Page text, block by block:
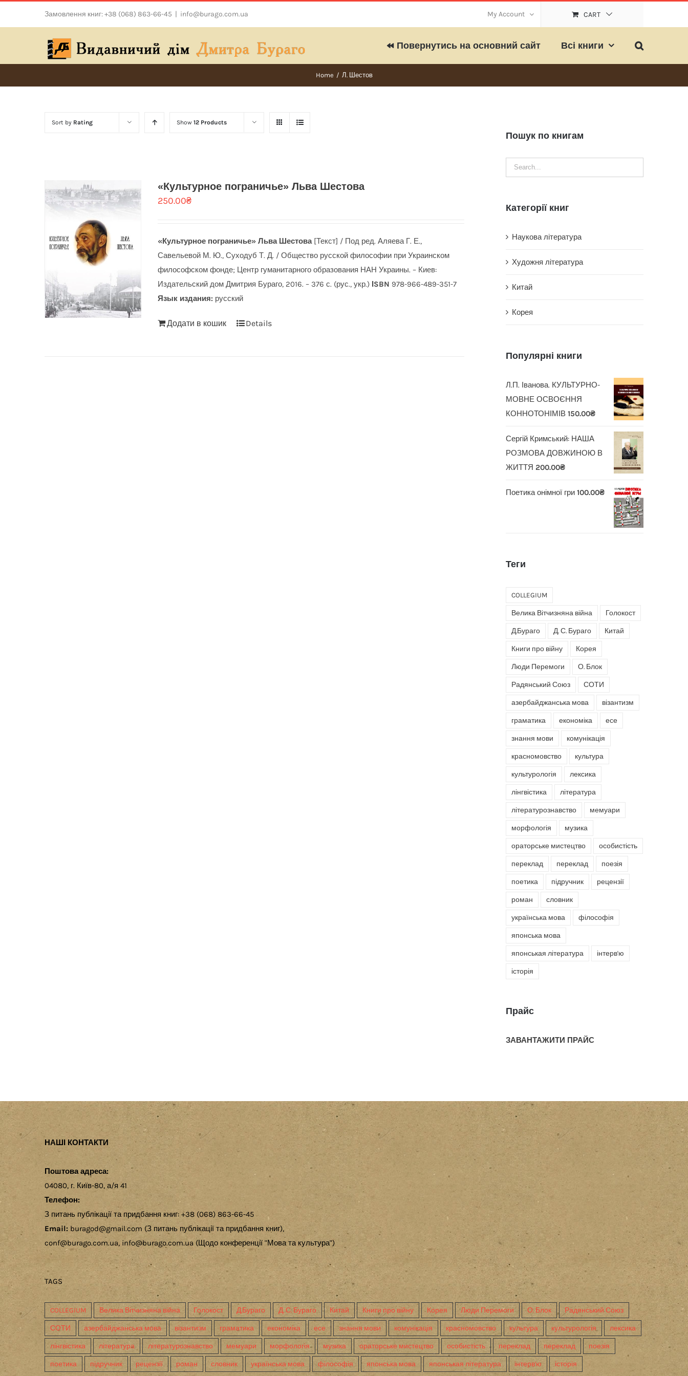
Замовлення книг: +38 (068) 863-66-45 | info@burago.com.ua My Account CART
Повернутись на основний сайт Всі книги
Home / Л. Шестов
Sort by Rating Show 12 Products
«Культурное пограничье» Льва Шестова
250.00₴
«Культурное пограничье» Льва Шестова[Текст] / Под ред. Аляева Г. Е.,
Савельевой М. Ю., Суходуб Т. Д. / Общество русской философии при Украинском
философском фонде; Центр гуманитарного образования НАН Украины. – Киев:
Издательский дом Дмитрия Бураго, 2016. – 376 с. (рус., укр.) ІSBN 978-966-489-351-7
Язык издания: русский
Додати в кошик Details
Пошук по книгам
Категорії книг
Наукова література
Художня література
Китай
Корея
Популярні книги
Л.П. Іванова. КУЛЬТУРНО-
МОВНЕ ОСВОЄННЯ
КОННОТОНІМІВ 150.00₴
Сергій Кримський: НАША
РОЗМОВА ДОВЖИНОЮ В
ЖИТТЯ 200.00₴
Поетика онімної гри 100.00₴
Теги
COLLEGIUM
Велика Вітчизняна війна Голокост
Д.Бураго Д. С. Бураго Китай
Книги про війну Корея
Люди Перемоги О. Блок
Радянський Союз СОТИ
азербайджанська мова візантизм
граматика економіка есе
знання мови комунікація
красномовство культура
культурологія лексика
лінгвістика література
літературознавство мемуари
морфологія музика
ораторське мистецтво особистість
переклад переклад поезія
поетика підручник рецензії
роман словник
українська мова філософія
японська мова
японськая література інтерв'ю
історія
Прайс
ЗАВАНТАЖИТИ ПРАЙС
НАШІ КОНТАКТИ
Поштова адреса:
04080, г. Київ-80, а/я 41
Телефон:
З питань публікації та придбання книг: +38 (068) 863-66-45
Email: buragod@gmail.com (З питань публікації та придбання книг),
conf@burago.com.ua, info@burago.com.ua (Щодо конференції "Мова та культура")
TAGS
COLLEGIUM Велика Вітчизняна війна Голокост Д.Бураго Д. С. Бураго Китай Книги про війну Корея Люди Перемоги О. Блок Радянський Союз
СОТИ азербайджанська мова візантизм граматика економіка есе знання мови комунікація красномовство культура культурологія лексика
лінгвістика література літературознавство мемуари морфологія музика ораторське мистецтво особистість переклад переклад поезія
поетика підручник рецензії роман словник українська мова філософія японська мова японськая література інтерв'ю історія